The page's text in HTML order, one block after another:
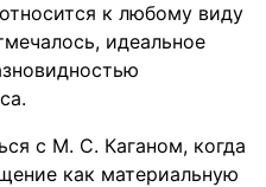
к любому виду
идеальное
с М. С. Каганом, когда
как материальную